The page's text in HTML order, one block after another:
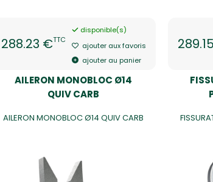
288.23 €TTC
disponible(s)
ajouter aux favoris
ajouter au panier
AILERON MONOBLOC Ø14
QUIV CARB
AILERON MONOBLOC Ø14 QUIV CARB